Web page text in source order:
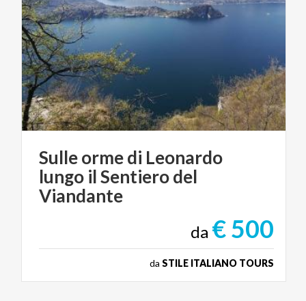
Sulle orme di Leonardo
lungo il Sentiero del
Viandante
da € 500
da STILE ITALIANO TOURS